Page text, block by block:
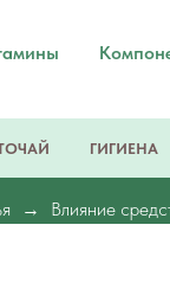
ГИГИЕНА
Влияние